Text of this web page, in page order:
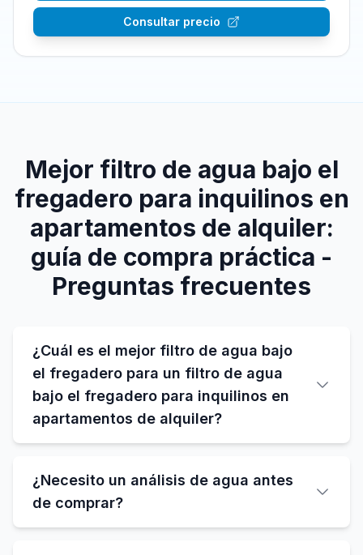
Consultar precio
Mejor filtro de agua bajo el
fregadero para inquilinos en
apartamentos de alquiler:
guía de compra práctica -
Preguntas frecuentes
¿Cuál es el mejor filtro de agua bajo
el fregadero para un filtro de agua
bajo el fregadero para inquilinos en
apartamentos de alquiler?
¿Necesito un análisis de agua antes
de comprar?